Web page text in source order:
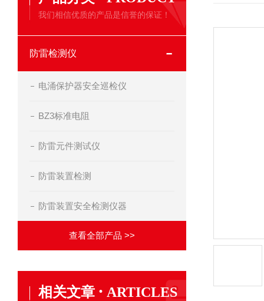
我们相信优质的产品是信誉的保证！
防雷检测仪
电涌保护器安全巡检仪
BZ3标准电阻
防雷元件测试仪
防雷装置检测
防雷装置安全检测仪器
查看全部产品 >>
相关文章 · ARTICLES